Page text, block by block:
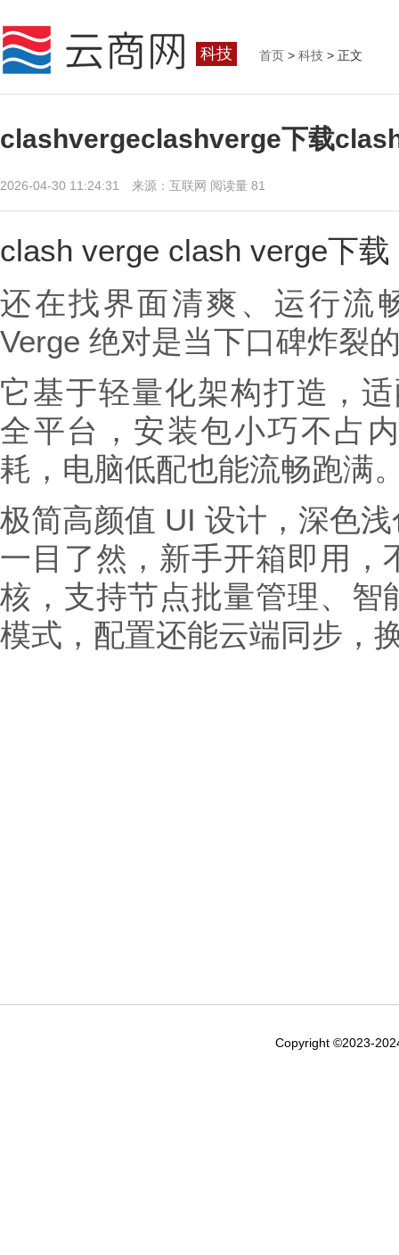
科技 首页 > 科技 > 正文
clashvergeclashverge下载
2026-04-30 11:24:31 来源：互联网 阅读量 81
clash verge clash verge下
还在找界面清爽、运行流
Verge 绝对是当下口碑炸裂
它基于轻量化架构打造，
全平台，安装包小巧不占
耗，电脑低配也能流畅跑满
极简高颜值 UI 设计，深色
一目了然，新手开箱即用
核，支持节点批量管理、智
模式，配置还能云端同步，
Copyright ©2023-